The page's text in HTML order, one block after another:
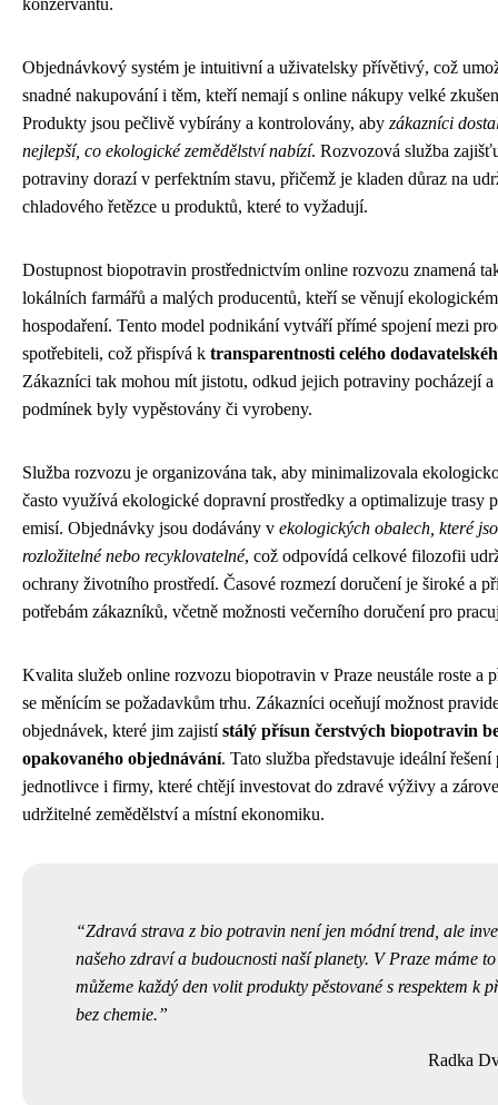
konzervantů.
Objednávkový systém je intuitivní a uživatelsky přívětivý, což
snadné nakupování i těm, kteří nemají s online nákupy velké
Produkty jsou pečlivě vybírány a kontrolovány, aby zákazníci
nejlepší, co ekologické zemědělství nabízí. Rozvozová služba
potraviny dorazí v perfektním stavu, přičemž je kladen důraz na
chladového řetězce u produktů, které to vyžadují.
Dostupnost biopotravin prostřednictvím online rozvozu znamená
lokálních farmářů a malých producentů, kteří se věnují
hospodaření. Tento model podnikání vytváří přímé spojení mezi
spotřebiteli, což přispívá k transparentnosti celého
Zákazníci tak mohou mít jistotu, odkud jejich potraviny pocházejí a
podmínek byly vypěstovány či vyrobeny.
Služba rozvozu je organizována tak, aby minimalizovala
často využívá ekologické dopravní prostředky a optimalizuje trasy
emisí. Objednávky jsou dodávány v ekologických obalech, které
rozložitelné nebo recyklovatelné, což odpovídá celkové filozofii
ochrany životního prostředí. Časové rozmezí doručení je široké a
potřebám zákazníků, včetně možnosti večerního doručení pro
Kvalita služeb online rozvozu biopotravin v Praze neustále roste a
se měnícím se požadavkům trhu. Zákazníci oceňují možnost
objednávek, které jim zajistístálý přísun čerstvých biopotravin
opakovaného objednávání. Tato služba představuje ideální
jednotlivce i firmy, které chtějí investovat do zdravé výživy a
udržitelné zemědělství a místní ekonomiku.
Zdravá strava z bio potravin není jen módní trend, ale
našeho zdraví a budoucnosti naší planety. V Praze máme to
můžeme každý den volit produkty pěstované s respektem k
bez chemie.
Radka